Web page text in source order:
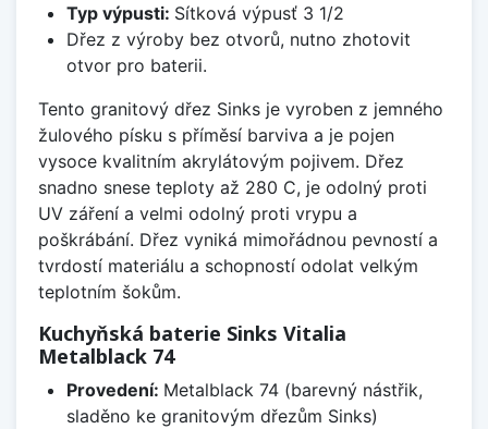
Typ výpusti: Sítková výpusť 3 1/2
Dřez z výroby bez otvorů, nutno zhotovit
otvor pro baterii.
Tento granitový dřez Sinks je vyroben z jemného
žulového písku s příměsí barviva a je pojen
vysoce kvalitním akrylátovým pojivem. Dřez
snadno snese teploty až 280 C, je odolný proti
UV záření a velmi odolný proti vrypu a
poškrábání. Dřez vyniká mimořádnou pevností a
tvrdostí materiálu a schopností odolat velkým
teplotním šokům.
Kuchyňská baterie Sinks Vitalia
Metalblack 74
Provedení: Metalblack 74 (barevný nástřik,
sladěno ke granitovým dřezům Sinks)